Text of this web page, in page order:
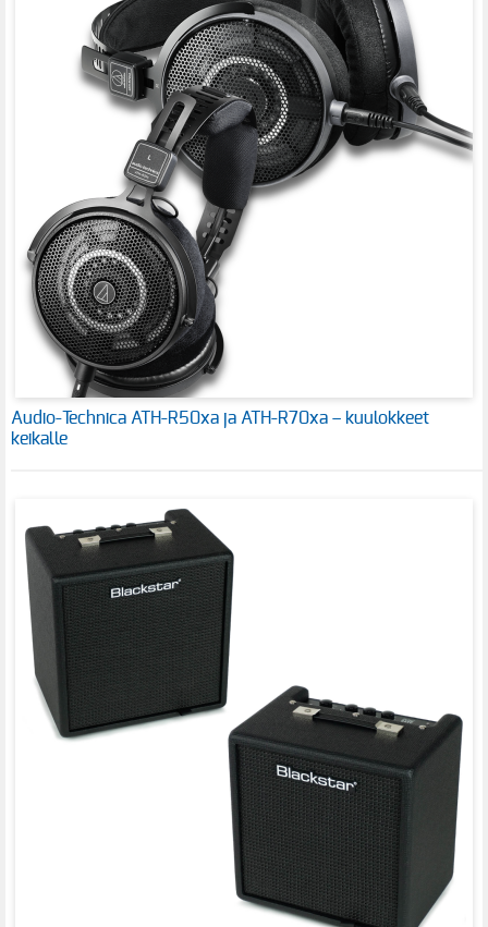
Audio-Technica ATH-R50xa ja ATH-R70xa – kuulokkeet
keikalle